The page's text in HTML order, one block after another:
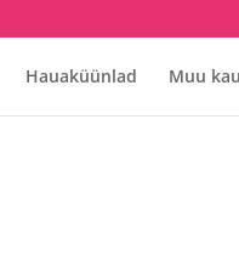
Hauaküünlad Muu